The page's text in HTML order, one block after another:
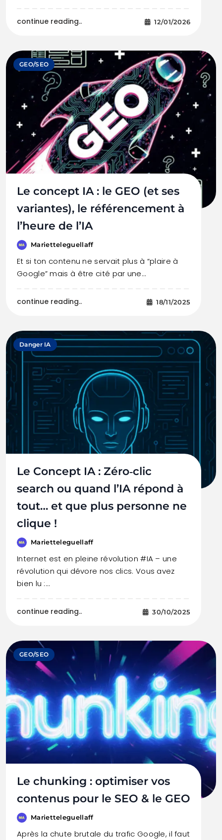
continue reading.. 12/01/2026
GEO/SEO
Le concept IA : le GEO (et ses
variantes), le référencement à
l’heure de l’IA
Marietteleguellaff
Et si ton contenu ne servait plus à “plaire à
Google” mais à être cité par une…
continue reading.. 18/11/2025
Danger IA
Le Concept IA : Zéro‑clic
search ou quand l’IA répond à
tout… et que plus personne ne
clique !
Marietteleguellaff
Internet est en pleine révolution #IA – une
révolution qui dévore nos clics. Vous avez
bien lu :…
continue reading.. 30/10/2025
GEO/SEO
Le chunking : optimiser vos
contenus pour le SEO & le GEO
Marietteleguellaff
Après la chute brutale du trafic Google, il faut